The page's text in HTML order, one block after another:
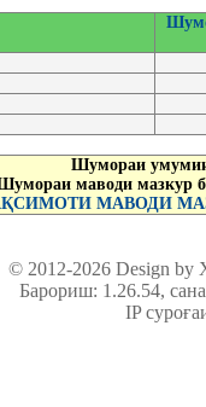
Шумораи
маводи мазкур
МАВОДИ
© 2012-2026 Design
Барориш: 1.26.54,
IP